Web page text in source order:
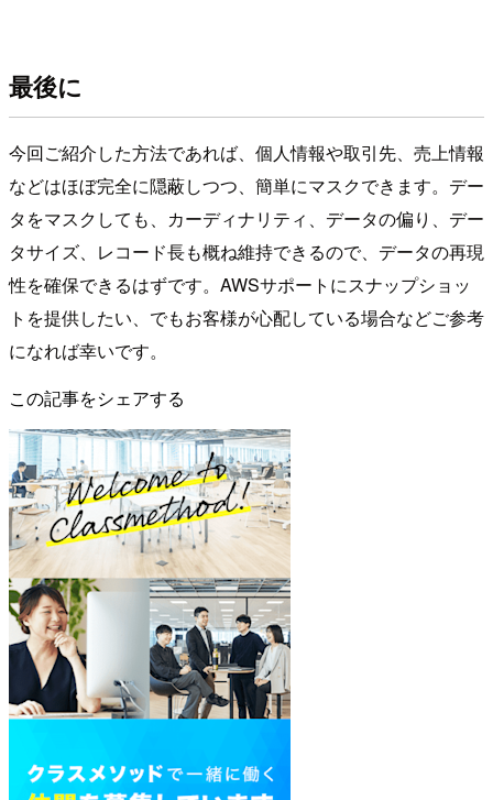
最後に
今回ご紹介した方法であれば、個人情報や取引先、売上情報
などはほぼ完全に隠蔽しつつ、簡単にマスクできます。デー
タをマスクしても、カーディナリティ、データの偏り、デー
タサイズ、レコード長も概ね維持できるので、データの再現
性を確保できるはずです。AWSサポートにスナップショッ
トを提供したい、でもお客様が心配している場合などご参考
になれば幸いです。
この記事をシェアする